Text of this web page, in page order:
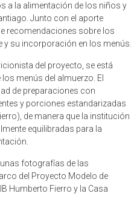
a la alimentación de los niños y
Junto con el aporte
recomendaciones sobre los
y su incorporación en los menús.
del proyecto, se está
menús del almuerzo. El
de preparaciones con
y porciones estandarizadas
de manera que la institución
equilibradas para la
fotografías de las
del Proyecto Modelo de
Humberto Fierro y la Casa